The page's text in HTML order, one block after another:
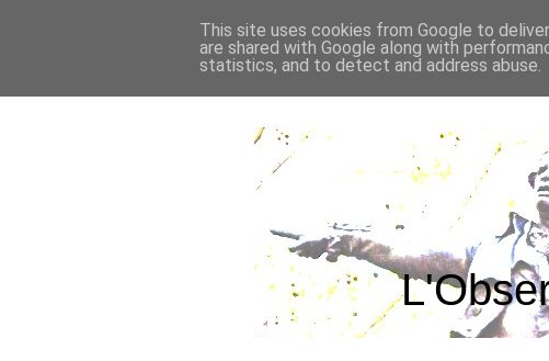
This site uses cookies from Google to
are shared with Google along with
statistics, and to detect and address abuse.